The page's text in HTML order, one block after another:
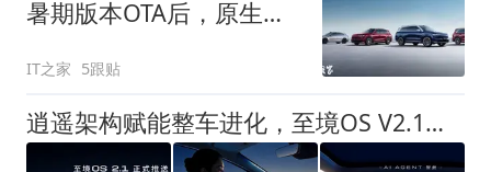
暑期版本OTA后，原生支
IT之家 5跟贴
逍遥架构赋能整车进化，至境OS V2.1全系全场景OTA 正式启动